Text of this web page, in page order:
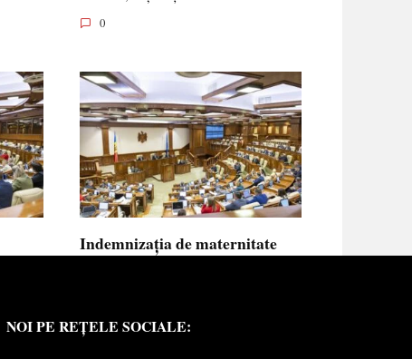
0
medici
Indemnizația de maternitate
copilului
NOI PE REȚELE SOCIALE: